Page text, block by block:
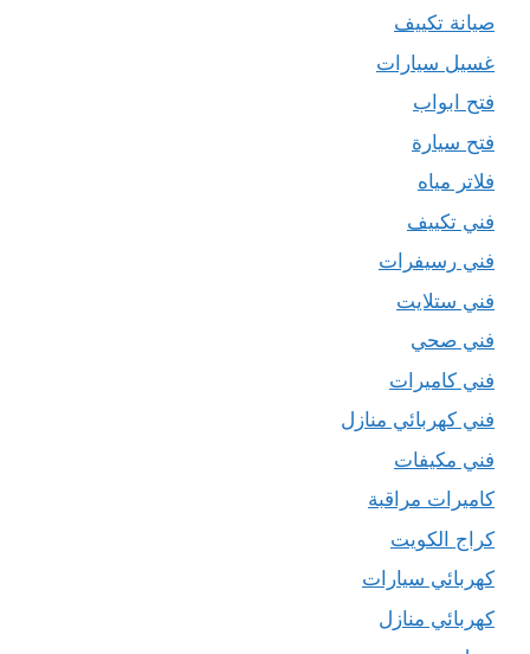
صيانة تكييف
غسيل سيارات
فتح ابواب
فتح سيارة
فلاتر مياه
فني تكييف
فني رسيفرات
فني ستلايت
فني صحي
فني كاميرات
فني كهربائي منازل
فني مكيفات
كاميرات مراقبة
كراج الكويت
كهربائي سيارات
كهربائي منازل